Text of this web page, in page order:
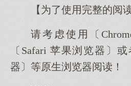
【为了使用完整的阅
请考虑使用〔
〔Safari 苹果浏览器〕
器〕等原生浏览器阅读！